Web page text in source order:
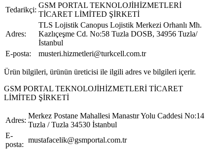
Tedarikçi:
GSM PORTAL TEKNOLOJİHİZMETLERİ
TİCARET LİMİTED ŞİRKETİ
Adres:
TLS Lojistik Canopus Lojistik Merkezi Orhanlı Mh.
Kazlıçeşme Cd. No:58 Tuzla DOSB, 34956 Tuzla/
İstanbul
E-posta:
musteri.hizmetleri@turkcell.com.tr
Ürün bilgileri, ürünün üreticisi ile ilgili adres ve bilgileri içerir.
GSM PORTAL TEKNOLOJİHİZMETLERİ TİCARET
LİMİTED ŞİRKETİ
Adres:
Merkez Postane Mahallesi Manastır Yolu Caddesi No:14
Tuzla / Tuzla 34530 İstanbul
E-
posta:
mustafacelik@gsmportal.com.tr